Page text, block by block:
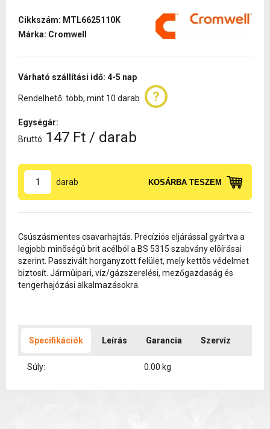
Cikkszám: MTL6625110K
Márka: Cromwell
Várható szállítási idő: 4-5 nap
Rendelhető: több, mint 10 darab
Egységár:
Bruttó: 147 Ft / darab
darab KOSÁRBA TESZEM
Csúszásmentes csavarhajtás. Precíziós eljárással gyártva a
legjobb minõségû brit acélból a BS 5315 szabvány elõírásai
szerint. Passzivált horganyzott felület, mely kettõs védelmet
biztosít. Jármûipari, víz/gázszerelési, mezőgazdaság és
tengerhajózási alkalmazásokra.
Specifikációk Leírás Garancia Szervíz
Súly: 0.00 kg